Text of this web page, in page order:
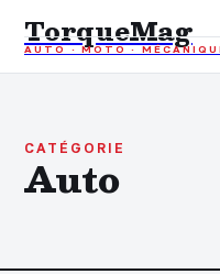
TorqueMag
AUTO · MOTO ·
Auto
Mécanique
CATÉGORIE
Auto